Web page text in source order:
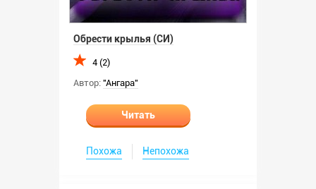
Обрести крылья (СИ)
4 (2)
Автор: "Ангара"
Читать
Похожа Непохожа